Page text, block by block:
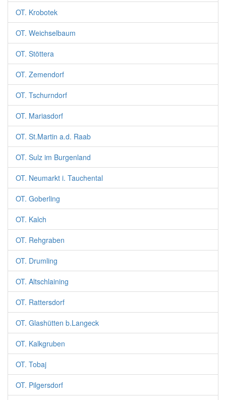
OT. Krobotek
OT. Weichselbaum
OT. Stöttera
OT. Zemendorf
OT. Tschurndorf
OT. Mariasdorf
OT. St.Martin a.d. Raab
OT. Sulz im Burgenland
OT. Neumarkt i. Tauchental
OT. Goberling
OT. Kalch
OT. Rehgraben
OT. Drumling
OT. Altschlaining
OT. Rattersdorf
OT. Glashütten b.Langeck
OT. Kalkgruben
OT. Tobaj
OT. Pilgersdorf